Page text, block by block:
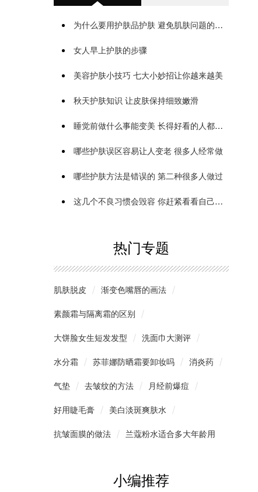
为什么要用护肤品护肤 避免肌肤问题的产生
女人早上护肤的步骤
美容护肤小技巧 七大小妙招让你越来越美
秋天护肤知识 让皮肤保持细致嫩滑
睡觉前做什么事能变美 长得好看的人都这样做
哪些护肤误区容易让人变老 很多人经常做
哪些护肤方法是错误的 第二种很多人做过
这几个不良习惯会毁容 你赶紧看看自己有吗
热门专题
肌肤脱皮 渐变色嘴唇的画法
素颜霜与隔离霜的区别
大饼脸女生短发发型 洗面巾大测评
水分霜 苏菲娜防晒霜要卸妆吗 消炎药
气垫 去皱纹的方法 月经前爆痘
好用睫毛膏 美白淡斑爽肤水
抗皱面膜的做法 兰蔻粉水适合多大年龄用
小编推荐